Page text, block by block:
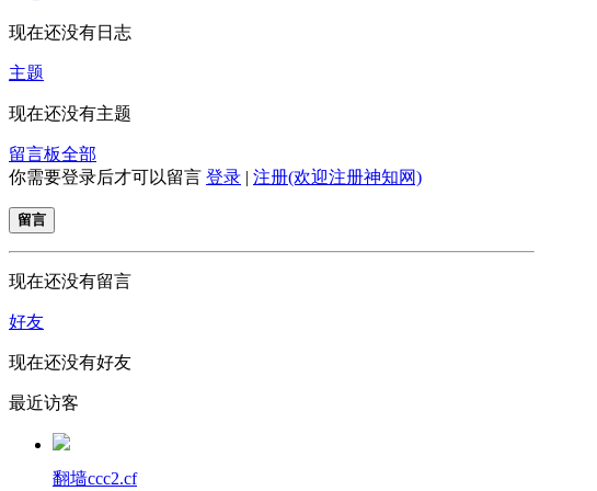
现在还没有日志
主题
现在还没有主题
留言板全部
你需要登录后才可以留言 登录 | 注册(欢迎注册神知网)
留言
现在还没有留言
好友
现在还没有好友
最近访客
翻墙ccc2.cf